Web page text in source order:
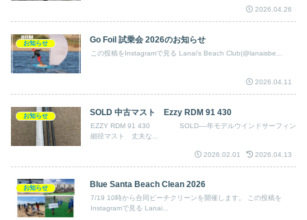
2026.04.26
お知らせ Go Foil 試乗会 2026のお知らせ
この投稿をInstagramで見る Lanai's Beach Club(@lanaisbe...
2026.04.11
お知らせ SOLD 中古マスト Ezzy RDM 91 430
EZZY RDM 91 430 SOLD----年モデルウインドサーフィン
細径マスト 丈夫な...
2026.02.01 2026.04.13
お知らせ Blue Santa Beach Clean 2026
7/19 10時から合同ビーチクリーンを開催します。 この投稿を
Instagramで見る Lanai...